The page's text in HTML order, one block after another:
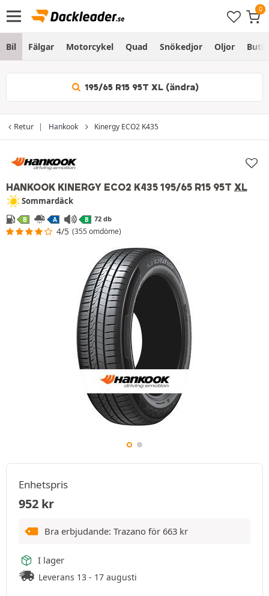
Bil Fälgar Motorcykel Quad Snökedjor Oljor Butik
195/65 R15 95T XL (ändra)
Retur Hankook Kinergy ECO2 K435
HANKOOK KINERGY ECO2 K435 195/65 R15 95T XL
Sommardäck
B A B 72 db
4/5 (355 omdöme)
Enhetspris
952 kr
Bra erbjudande: Trazano för 663 kr
I lager
Leverans 13 - 17 augusti